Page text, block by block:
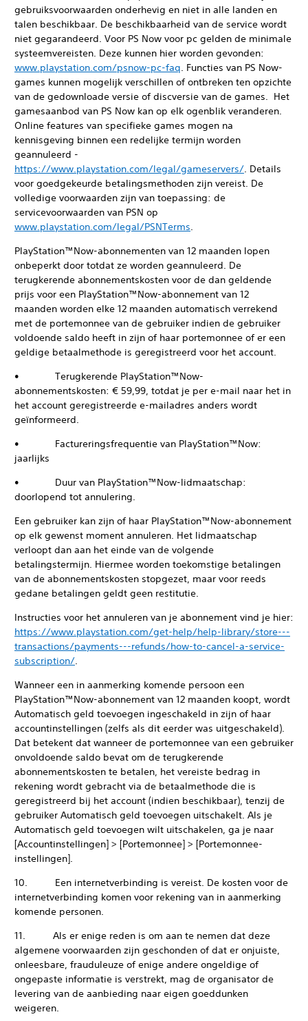
gebruiksvoorwaarden onderhevig en niet in alle landen en
talen beschikbaar. De beschikbaarheid van de service wordt
niet gegarandeerd. Voor PS Now voor pc gelden de minimale
systeemvereisten. Deze kunnen hier worden gevonden:
www.playstation.com/psnow-pc-faq. Functies van PS Now-
games kunnen mogelijk verschillen of ontbreken ten opzichte
van de gedownloade versie of discversie van de games. Het
gamesaanbod van PS Now kan op elk ogenblik veranderen.
Online features van specifieke games mogen na
kennisgeving binnen een redelijke termijn worden
geannuleerd -
https://www.playstation.com/legal/gameservers/. Details
voor goedgekeurde betalingsmethoden zijn vereist. De
volledige voorwaarden zijn van toepassing: de
servicevoorwaarden van PSN op
www.playstation.com/legal/PSNTerms.
PlayStation™Now-abonnementen van 12 maanden lopen
onbeperkt door totdat ze worden geannuleerd. De
terugkerende abonnementskosten voor de dan geldende
prijs voor een PlayStation™Now-abonnement van 12
maanden worden elke 12 maanden automatisch verrekend
met de portemonnee van de gebruiker indien de gebruiker
voldoende saldo heeft in zijn of haar portemonnee of er een
geldige betaalmethode is geregistreerd voor het account.
• Terugkerende PlayStation™Now-
abonnementskosten: € 59,99, totdat je per e-mail naar het in
het account geregistreerde e-mailadres anders wordt
geïnformeerd.
• Factureringsfrequentie van PlayStation™Now:
jaarlijks
• Duur van PlayStation™Now-lidmaatschap:
doorlopend tot annulering.
Een gebruiker kan zijn of haar PlayStation™Now-abonnement
op elk gewenst moment annuleren. Het lidmaatschap
verloopt dan aan het einde van de volgende
betalingstermijn. Hiermee worden toekomstige betalingen
van de abonnementskosten stopgezet, maar voor reeds
gedane betalingen geldt geen restitutie.
Instructies voor het annuleren van je abonnement vind je hier:
https://www.playstation.com/get-help/help-library/store---
transactions/payments---refunds/how-to-cancel-a-service-
subscription/.
Wanneer een in aanmerking komende persoon een
PlayStation™Now-abonnement van 12 maanden koopt, wordt
Automatisch geld toevoegen ingeschakeld in zijn of haar
accountinstellingen (zelfs als dit eerder was uitgeschakeld).
Dat betekent dat wanneer de portemonnee van een gebruiker
onvoldoende saldo bevat om de terugkerende
abonnementskosten te betalen, het vereiste bedrag in
rekening wordt gebracht via de betaalmethode die is
geregistreerd bij het account (indien beschikbaar), tenzij de
gebruiker Automatisch geld toevoegen uitschakelt. Als je
Automatisch geld toevoegen wilt uitschakelen, ga je naar
[Accountinstellingen] > [Portemonnee] > [Portemonnee-
instellingen].
10. Een internetverbinding is vereist. De kosten voor de
internetverbinding komen voor rekening van in aanmerking
komende personen.
11. Als er enige reden is om aan te nemen dat deze
algemene voorwaarden zijn geschonden of dat er onjuiste,
onleesbare, frauduleuze of enige andere ongeldige of
ongepaste informatie is verstrekt, mag de organisator de
levering van de aanbieding naar eigen goeddunken
weigeren.